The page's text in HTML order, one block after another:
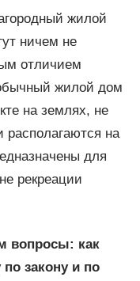
жилой
ничем не
отличием
жилой дом
на землях, не
на
для
рекреации
вопросы: как
по закону и по